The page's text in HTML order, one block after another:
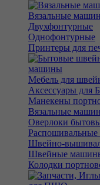
Вязальные
Двухфонтурные
Однофонтурные
Принтеры для
машины
Мебель для
Аксессуары для
Манекены
Вязальные
Оверлоки
Швейно-
Швейные
Колодки